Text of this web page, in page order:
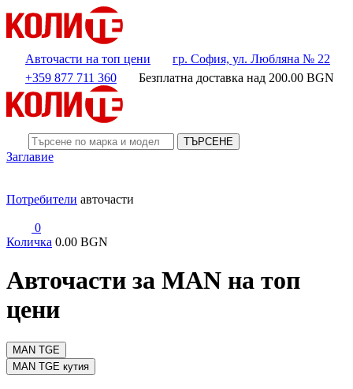
Авточасти на топ цени
гр. София, ул. Любляна № 22
+359 877 711 360
Безплатна доставка над 200.00 BGN
ТЪРСЕНЕ
Заглавие
Потребители авточасти
0
Количка 0.00 BGN
Авточасти за MAN на топ
цени
MAN TGE
MAN TGE кутия